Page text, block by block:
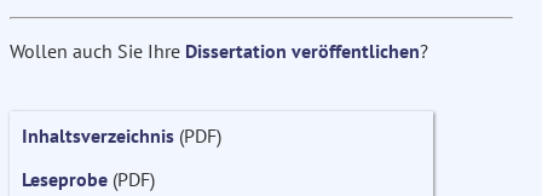
Wollen auch Sie Ihre Dissertation veröffentlichen?
Inhaltsverzeichnis (PDF)
Leseprobe (PDF)